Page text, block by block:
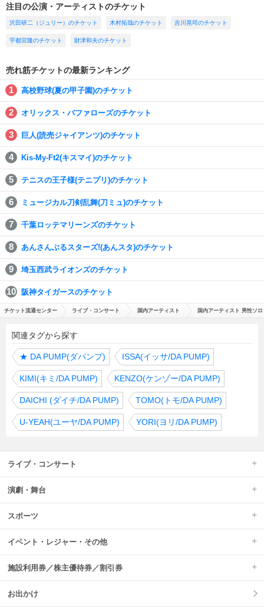
注目の公演・アーティストのチケット
沢田研二（ジュリー）のチケット 木村拓哉のチケット 吉川晃司のチケット
宇都宮隆のチケット 財津和夫のチケット
売れ筋チケットの最新ランキング
高校野球(夏の甲子園)のチケット
オリックス・バファローズのチケット
巨人(読売ジャイアンツ)のチケット
Kis-My-Ft2(キスマイ)のチケット
テニスの王子様(テニプリ)のチケット
ミュージカル刀剣乱舞(刀ミュ)のチケット
千葉ロッテマリーンズのチケット
あんさんぶるスターズ!(あんスタ)のチケット
埼玉西武ライオンズのチケット
阪神タイガースのチケット
チケット流通センター ライブ・コンサート 国内アーティスト 国内アーティスト 男性ソロ
関連タグから探す
★ DA PUMP(ダパンプ) ISSA(イッサ/DA PUMP)
KIMI(キミ/DA PUMP) KENZO(ケンゾー/DA PUMP)
DAICHI (ダイチ/DA PUMP) TOMO(トモ/DA PUMP)
U-YEAH(ユーヤ/DA PUMP) YORI(ヨリ/DA PUMP)
ライブ・コンサート
演劇・舞台
スポーツ
イベント・レジャー・その他
施設利用券／株主優待券／割引券
お出かけ